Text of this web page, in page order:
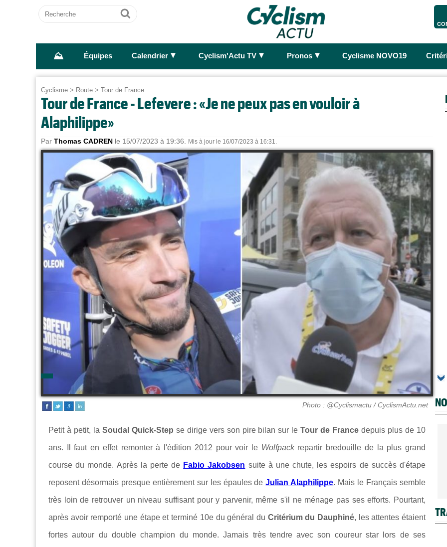
Recherche
Ok
⛰ Équipes Calendrier ► Cyclism'Actu TV ► Pronos ► Cyclisme NOVO19
Cyclisme > Route > Tour de France
Tour de France - Lefevere : «Je ne peux pas en vouloir à
Alaphilippe»
Par Thomas CADREN le 15/07/2023 à 19:36. Mis à jour le 16/07/2023 à 16:31.
Photo : @Cyclismactu / CyclismActu.net
Petit à petit, la Soudal Quick-Step se dirige vers son pire bilan sur leTour de France depuis plus de 10
ans. Il faut en effet remonter à l'édition 2012 pour voir le Wolfpack repartir bredouille de la plus grand
course du monde. Après la perte de Fabio Jakobsen suite à une chute, les espoirs de succès d'étape
reposent désormais presque entièrement sur les épaules deJulian Alaphilippe. Mais le Français semble
très loin de retrouver un niveau suffisant pour y parvenir, même s'il ne ménage pas ses efforts. Pourtant,
après avoir remporté une étape et terminé 10e du général du Critérium du Dauphiné, les attentes étaient
fortes autour du double champion du monde. Jamais très tendre avec son coureur star lors de ses